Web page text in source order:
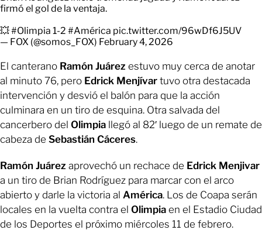
firmó el gol de la ventaja.
💥#Olimpia 1-2 #América pic.twitter.com/96wDf6J5UV
— FOX (@somos_FOX) February 4, 2026
El canterano Ramón Juárez estuvo muy cerca de anotar
al minuto 76, pero Edrick Menjívar tuvo otra destacada
intervención y desvió el balón para que la acción
culminara en un tiro de esquina. Otra salvada del
cancerbero del Olimpia llegó al 82′ luego de un remate de
cabeza de Sebastián Cáceres.
Ramón Juárez aprovechó un rechace de Edrick Menjivar
a un tiro de Brian Rodríguez para marcar con el arco
abierto y darle la victoria al América. Los de Coapa serán
locales en la vuelta contra el Olimpia en el Estadio Ciudad
de los Deportes el próximo miércoles 11 de febrero.